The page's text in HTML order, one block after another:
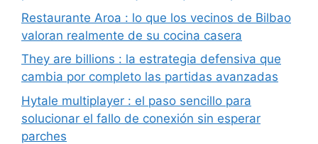
Restaurante Aroa : lo que los vecinos de Bilbao
valoran realmente de su cocina casera
They are billions : la estrategia defensiva que
cambia por completo las partidas avanzadas
Hytale multiplayer : el paso sencillo para
solucionar el fallo de conexión sin esperar
parches